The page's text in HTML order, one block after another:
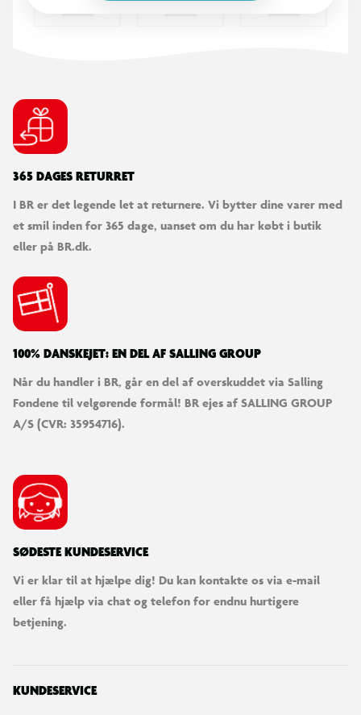
- Class gasløft: Class 2
- Maksimal understøttet vægt: 120 kg
- Ryglænsbredde: 42,5 cm
- Min højde inkl. ryglæn: 95 cm
- Maks højde inkl. ryglæn: 102 cm
365 DAGES RETURRET
I BR er det legende let at returnere. Vi bytter dine varer med
et smil inden for 365 dage, uanset om du har købt i butik
eller på BR.dk.
100% DANSKEJET: EN DEL AF SALLING GROUP
Når du handler i BR, går en del af overskuddet via Salling
Fondene til velgørende formål! BR ejes af SALLING GROUP
A/S (CVR: 35954716).
SØDESTE KUNDESERVICE
Vi er klar til at hjælpe dig! Du kan kontakte os via e-mail
eller få hjælp via chat og telefon for endnu hurtigere
betjening.
KUNDESERVICE